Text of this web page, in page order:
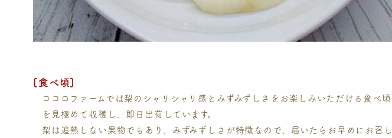
[食べ頃]
ココロファームでは梨のシャリシャリ感とみずみずしさをお楽しみいただける食べ頃
を見極めて収穫し、即日出荷しています。
梨は追熟しない果物でもあり、みずみずしさが特徴なので、届いたらお早めにお召し